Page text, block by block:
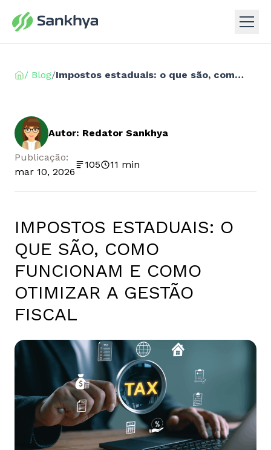
/ Blog/ Impostos estaduais: o que são, como funcionam e como otimizar a gestão fiscal
Autor: Redator Sankhya
Publicação:
mar 10, 2026
105 11 min
IMPOSTOS ESTADUAIS: O
QUE SÃO, COMO
FUNCIONAM E COMO
OTIMIZAR A GESTÃO
FISCAL